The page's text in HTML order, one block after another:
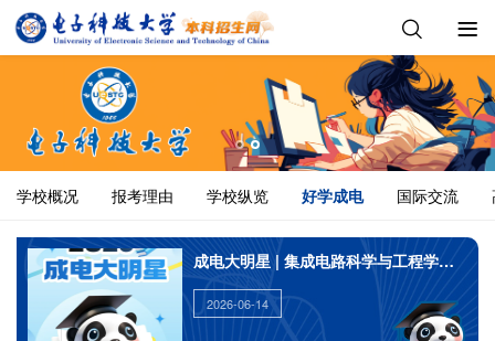
学校概况 报考理由 学校纵览 好学成电 国际交流
成电大明星 | 集成电路科学与工程学院（示
2026-06-14